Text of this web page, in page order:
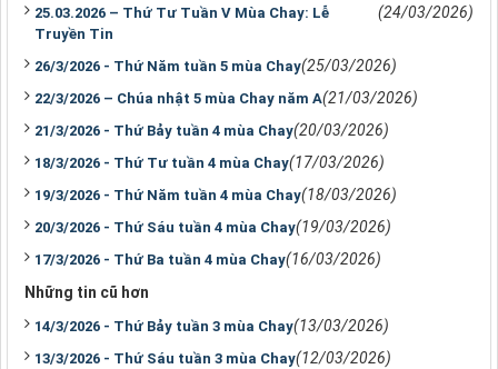
25.03.2026 – Thứ Tư Tuần V Mùa Chay: Lễ
Truyền Tin
(24/03/2026)
26/3/2026 - Thứ Năm tuần 5 mùa Chay(25/03/2026)
22/3/2026 – Chúa nhật 5 mùa Chay năm A(21/03/2026)
21/3/2026 - Thứ Bảy tuần 4 mùa Chay(20/03/2026)
18/3/2026 - Thứ Tư tuần 4 mùa Chay(17/03/2026)
19/3/2026 - Thứ Năm tuần 4 mùa Chay(18/03/2026)
20/3/2026 - Thứ Sáu tuần 4 mùa Chay(19/03/2026)
17/3/2026 - Thứ Ba tuần 4 mùa Chay(16/03/2026)
Những tin cũ hơn
14/3/2026 - Thứ Bảy tuần 3 mùa Chay(13/03/2026)
13/3/2026 - Thứ Sáu tuần 3 mùa Chay(12/03/2026)